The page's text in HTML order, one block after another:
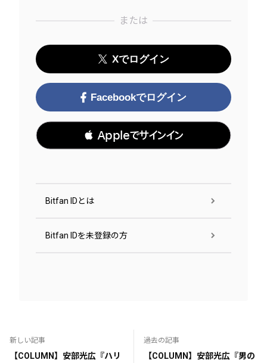
または
Xでログイン
Facebookでログイン
 Appleでサインイン
Bitfan IDとは
Bitfan IDを未登録の方
新しい記事
【COLUMN】安部光広『ハリ
過去の記事
【COLUMN】安部光広『男の